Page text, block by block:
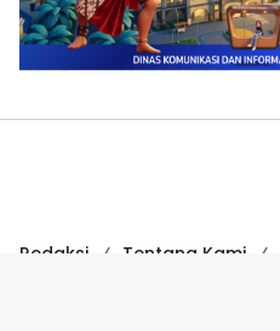
Redaksi Tentang Kami